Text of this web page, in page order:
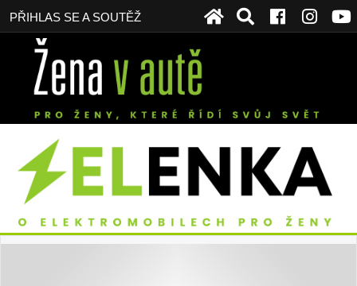
PŘIHLAS SE A SOUTĚŽ